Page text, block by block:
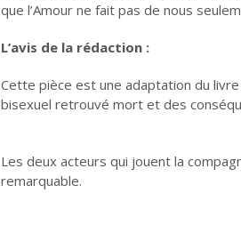
que l’Amour ne fait pas de nous
L’avis de la rédaction :
Cette pièce est une adaptation du
bisexuel retrouvé mort et des
Les deux acteurs qui jouent la
remarquable.